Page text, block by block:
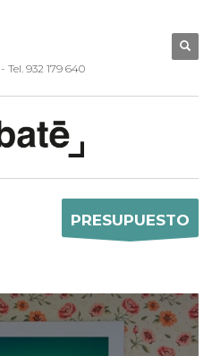
Tel. 932 179 640
PRESUPUESTO